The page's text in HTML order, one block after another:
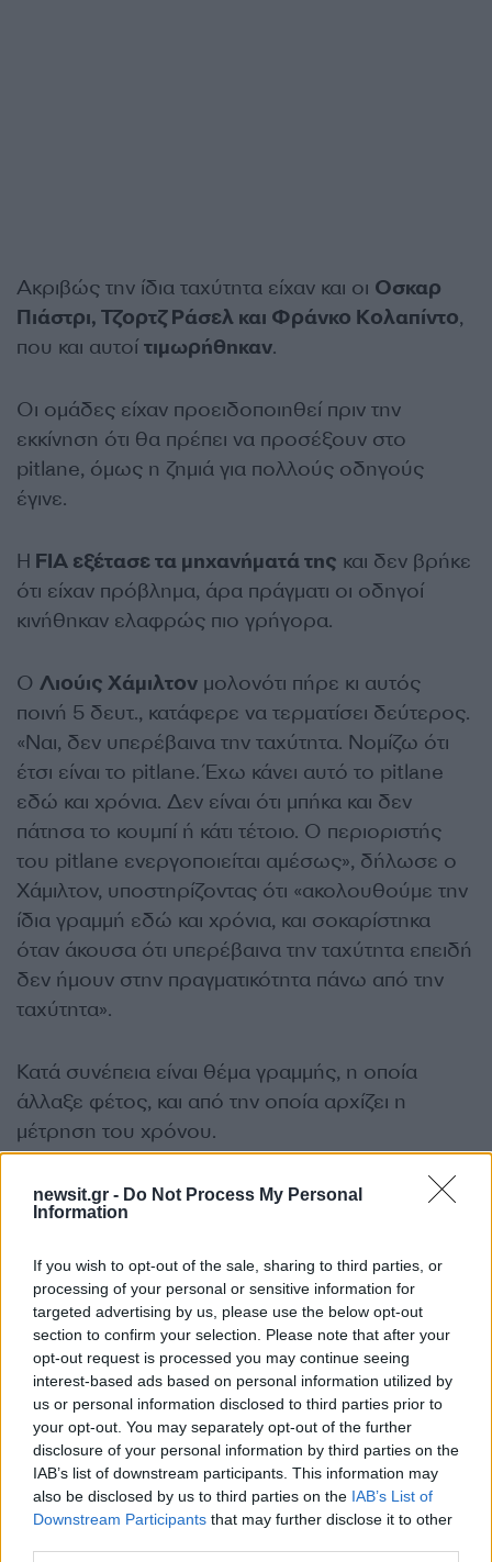
newsit.gr - Do Not Process My Personal
Information
If you wish to opt-out of the sale, sharing to third parties, or
processing of your personal or sensitive information for
targeted advertising by us, please use the below opt-out
section to confirm your selection. Please note that after your
opt-out request is processed you may continue seeing
interest-based ads based on personal information utilized by
us or personal information disclosed to third parties prior to
your opt-out. You may separately opt-out of the further
disclosure of your personal information by third parties on the
IAB’s list of downstream participants. This information may
also be disclosed by us to third parties on the IAB’s List of
Downstream Participants that may further disclose it to other
Ακριβώς την ίδια ταχύτητα είχαν και οι Οσκαρ
Πιάστρι, Τζορτζ Ράσελ και Φράνκο Κολαπίντο,
που και αυτοί τιμωρήθηκαν.
Οι ομάδες είχαν προειδοποιηθεί πριν την
εκκίνηση ότι θα πρέπει να προσέξουν στο
pitlane, όμως η ζημιά για πολλούς οδηγούς
έγινε.
Η FIA εξέτασε τα μηχανήματά της και δεν βρήκε
ότι είχαν πρόβλημα, άρα πράγματι οι οδηγοί
κινήθηκαν ελαφρώς πιο γρήγορα.
Ο Λιούις Χάμιλτον μολονότι πήρε κι αυτός
ποινή 5 δευτ., κατάφερε να τερματίσει δεύτερος.
«Ναι, δεν υπερέβαινα την ταχύτητα. Νομίζω ότι
έτσι είναι το pitlane. Έχω κάνει αυτό το pitlane
εδώ και χρόνια. Δεν είναι ότι μπήκα και δεν
πάτησα το κουμπί ή κάτι τέτοιο. Ο περιοριστής
του pitlane ενεργοποιείται αμέσως», δήλωσε ο
Χάμιλτον, υποστηρίζοντας ότι «ακολουθούμε την
ίδια γραμμή εδώ και χρόνια, και σοκαρίστηκα
όταν άκουσα ότι υπερέβαινα την ταχύτητα επειδή
δεν ήμουν στην πραγματικότητα πάνω από την
ταχύτητα».
Κατά συνέπεια είναι θέμα γραμμής, η οποία
άλλαξε φέτος, και από την οποία αρχίζει η
μέτρηση του χρόνου.
Ποινή πήρε και ο Πέρες με τη Cadillac
, επειδή
δεν είχε τη σωστή θέση στη δεύτερη εκκίνηση,
μετά τη διακοπή του αγώνα, με αποτέλεσμα
χάσει τον πρώτο βαθμό που είχε πάρει φέτος
με τη 10 ηθέση τερματισμού.
ΔΙΑΦΗΜΙΣΗ